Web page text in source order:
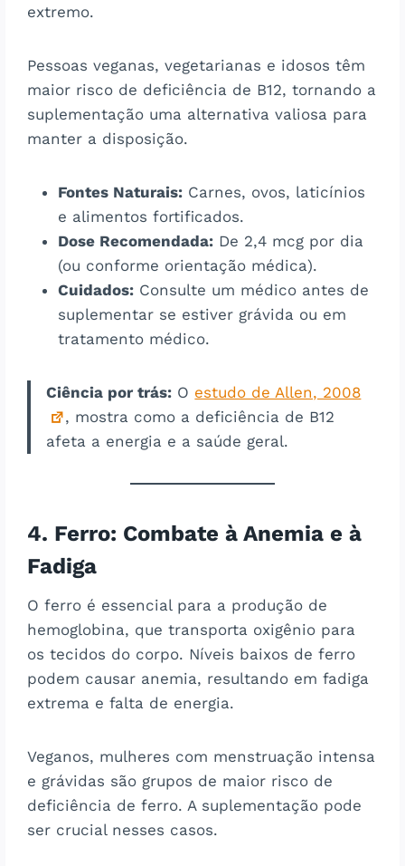
extremo.
Pessoas veganas, vegetarianas e idosos têm
maior risco de deficiência de B12, tornando a
suplementação uma alternativa valiosa para
manter a disposição​​.
Fontes Naturais: Carnes, ovos, laticínios
e alimentos fortificados.
Dose Recomendada: De 2,4 mcg por dia
(ou conforme orientação médica).
Cuidados: Consulte um médico antes de
suplementar se estiver grávida ou em
tratamento médico.
Ciência por trás: O estudo de Allen, 2008
, mostra como a deficiência de B12
afeta a energia e a saúde geral.
4. Ferro: Combate à Anemia e à
Fadiga
O ferro é essencial para a produção de
hemoglobina, que transporta oxigênio para
os tecidos do corpo. Níveis baixos de ferro
podem causar anemia, resultando em fadiga
extrema e falta de energia.
Veganos, mulheres com menstruação intensa
e grávidas são grupos de maior risco de
deficiência de ferro. A suplementação pode
ser crucial nesses casos​​.